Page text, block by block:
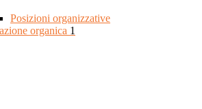
Posizioni organizzative
organica 1